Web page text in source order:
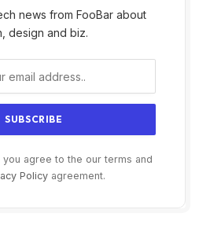
news from FooBar about
design and biz.
you agree to the our terms and
Policyagreement.